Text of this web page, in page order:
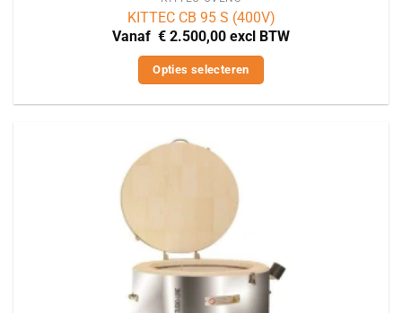
KITTEC CB 95 S (400V)
Vanaf € 2.500,00 excl BTW
Opties selecteren
meerdere
variaties.
optie
kan
gekozen
worden